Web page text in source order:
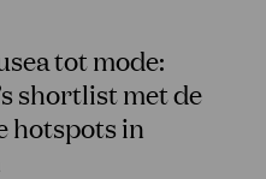
tot mode:
shortlist met de
hotspots in